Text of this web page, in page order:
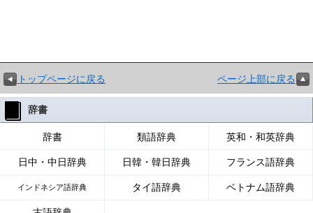
トップページに戻る ページ上部に戻る
辞書
辞書 類語辞典 英和・和英辞典
日中・中日辞典 日韓・韓日辞典 フランス語辞典
インドネシア語辞典 タイ語辞典 ベトナム語辞典